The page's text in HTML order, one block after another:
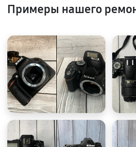
Примеры нашего